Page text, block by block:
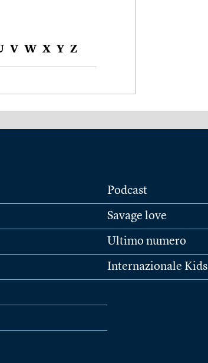
V W X Y Z
Podcast
Savage love
Ultimo numero
Internazionale Kids